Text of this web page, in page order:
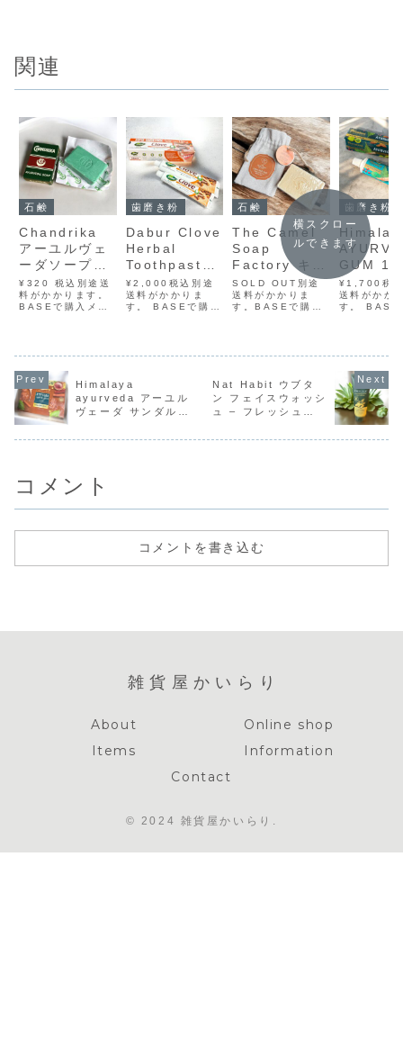
関連
石鹸
Chandrika
アーユルヴェ
ーダソープ
75g
¥320 税込別途送
料がかかります。
BASEで購入メル
手がける、天然由
来のアーユルヴェ
ーダ石けん
「Chandrika（チ
ャンドリカ）」。
歯磨き粉
Dabur Clove
Herbal
Toothpaste
（クローブ ハ
ーバル歯磨き
粉）
¥2,000税込別途
送料がかかりま
す。 BASEで購入
ー）」が贈る、ハ
ーバル歯磨き粉・
クローブ（丁子）
石鹸
The Camel
Soap
Factory キャ
メルミルクソ
ープ ★全8種
類からお好き
SOLD OUT別途
送料がかかりま
す。BASEで購入
「The Camel
Soap
Factory（キャメ
歯磨き粉
GUM
¥1,700税
送料がかか
す。 BASE
Himalaya
ラヤ）が手
る、アーユ
ーダの考え
り入れた歯
横スクロー
ルできます
Himalaya
ayurveda アーユル
ヴェーダ サンダルグ
75g×4
Nat Habit ウブタ
ン フェイスウォッシ
ュ – フレッシュデ
女兼用）100g｜ワ
コメント
コメントを書き込む
雑貨屋かいらり
About
Online shop
Items
Information
Contact
© 2024 雑貨屋かいらり.